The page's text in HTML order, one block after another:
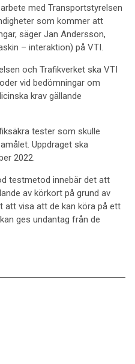
med Transportstyrelsen
som kommer att
säger Jan Andersson,
– interaktion) på VTI.
och Trafikverket ska VTI
vid bedömningar om
krav gällande
tester som skulle
Uppdraget ska
2022.
testmetod innebär det att
av körkort på grund av
att visa att de kan köra på ett
ges undantag från de